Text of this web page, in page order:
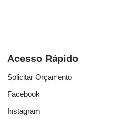
Acesso Rápido
Solicitar Orçamento
Facebook
Instagram